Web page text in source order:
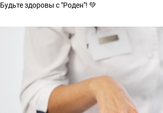
Будьте здоровы с "Роден"! 💚